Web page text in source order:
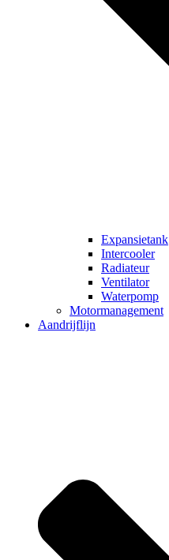
Expansietank
Intercooler
Radiateur
Ventilator
Waterpomp
Motormanagement
Aandrijflijn